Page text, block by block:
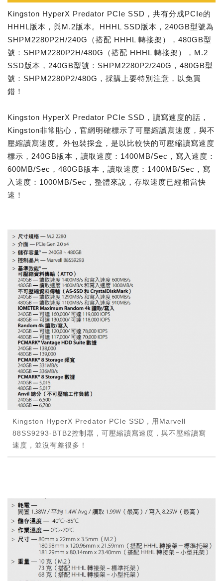
Kingston HyperX Predator PCIe SSD，共有分成PCIe的
HHHL版本，與M.2版本。HHHL SSD版本，240GB型號為
SHPM2280P2H/240G（搭配 HHHL 轉接架），480GB型
號：SHPM2280P2H/480G（搭配 HHHL 轉接架），M.2
SSD版本，240GB型號：SHPM2280P2/240G，480GB型
號：SHPM2280P2/480G，採購上要特別注意，以免買
錯！
Kingston HyperX Predator PCIe SSD，讀寫速度的話，
Kingston非常貼心，官網明確標示了可壓縮讀寫速度，與不
壓縮讀寫速度。外包裝採盒，是以比較快的可壓縮讀寫速度
標示，240GB版本，讀取速度：1400MB/Sec，寫入速度：
600MB/Sec，480GB版本，讀取速度：1400MB/Sec，寫
入速度：1000MB/Sec，整體來說，存取速度已經相當快
速！
Kingston HyperX Predator PCIe SSD，用Marvell
88SS9293-BTB2控制器，可壓縮讀寫速度，與不壓縮讀寫
速度，並沒有差很多！